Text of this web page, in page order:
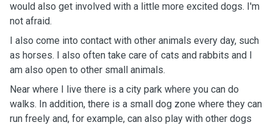
would also get involved with a little more excited dogs. I'm
not afraid.
I also come into contact with other animals every day, such
as horses. I also often take care of cats and rabbits and I
am also open to other small animals.
Near where I live there is a city park where you can do
walks. In addition, there is a small dog zone where they can
run freely and, for example, can also play with other dogs